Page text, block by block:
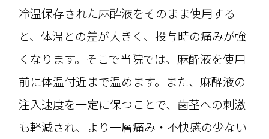
冷温保存された麻酔液をそのまま使用する
と、体温との差が大きく、投与時の痛みが強
くなります。そこで当院では、麻酔液を使用
前に体温付近まで温めます。また、麻酔液の
注入速度を一定に保つことで、歯茎への刺激
も軽減され、より一層痛み・不快感の少ない